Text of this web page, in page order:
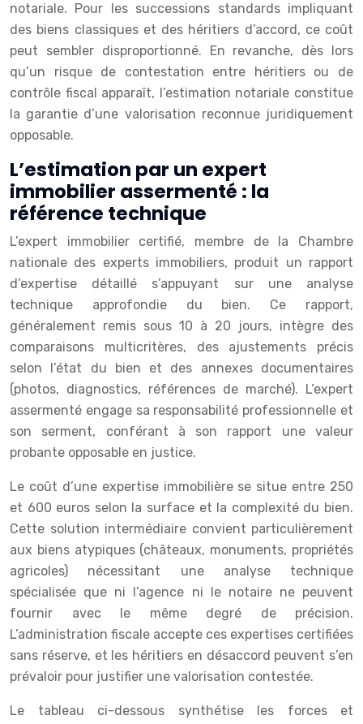
notariale. Pour les successions standards impliquant
des biens classiques et des héritiers d’accord, ce coût
peut sembler disproportionné. En revanche, dès lors
qu’un risque de contestation entre héritiers ou de
contrôle fiscal apparaît, l’estimation notariale constitue
la garantie d’une valorisation reconnue juridiquement
opposable.
L’estimation par un expert
immobilier assermenté : la
référence technique
L’expert immobilier certifié, membre de la Chambre
nationale des experts immobiliers, produit un rapport
d’expertise détaillé s’appuyant sur une analyse
technique approfondie du bien. Ce rapport,
généralement remis sous 10 à 20 jours, intègre des
comparaisons multicritères, des ajustements précis
selon l’état du bien et des annexes documentaires
(photos, diagnostics, références de marché). L’expert
assermenté engage sa responsabilité professionnelle et
son serment, conférant à son rapport une valeur
probante opposable en justice.
Le coût d’une expertise immobilière se situe entre 250
et 600 euros selon la surface et la complexité du bien.
Cette solution intermédiaire convient particulièrement
aux biens atypiques (châteaux, monuments, propriétés
agricoles) nécessitant une analyse technique
spécialisée que ni l’agence ni le notaire ne peuvent
fournir avec le même degré de précision.
L’administration fiscale accepte ces expertises certifiées
sans réserve, et les héritiers en désaccord peuvent s’en
prévaloir pour justifier une valorisation contestée.
Le tableau ci-dessous synthétise les forces et